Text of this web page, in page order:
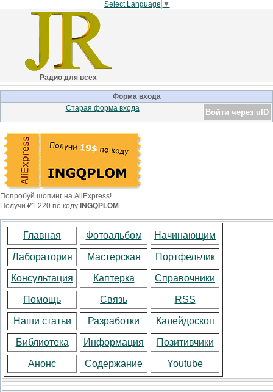
Select Language ▼
Радио для всех
Форма входа
Войти через uID
Старая форма входа
Попробуй шопинг на AliExpress!
Получи ₽1 220 по коду INGQPLOM
Главная Фотоальбом Начинающим
Лаборатория Мастерская Портфельчик
Консультация Каптерка Справочники
Помощь Связь RSS
Наши статьи Разработки Калейдоскоп
Библиотека Информация Позитивчики
Анонс Содержание Youtube